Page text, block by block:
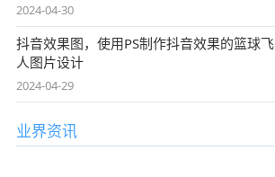
2024-04-30
抖音效果图，使用PS制作抖音效果的篮球飞
人图片设计
2024-04-29
业界资讯